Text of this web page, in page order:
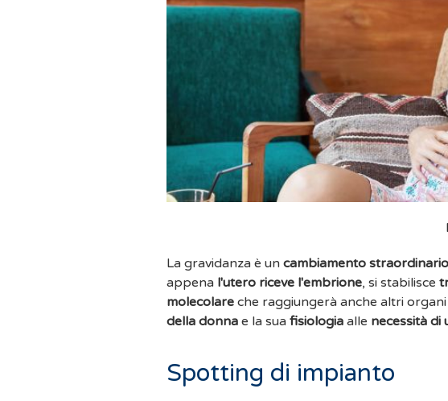
La gravidanza è un cambiamento
appena l'utero riceve l'embrione, si stabilisce
molecolare che raggiungerà anche altri
della donna e la sua fisiologia alle necessità di
Spotting di impianto